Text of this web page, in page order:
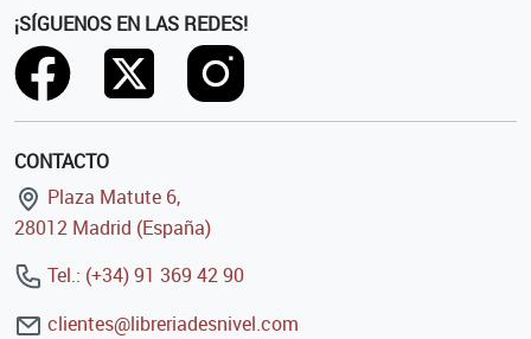
¡SÍGUENOS EN LAS REDES!
CONTACTO
Plaza Matute 6,
28012 Madrid (España)
Tel.: (+34) 91 369 42 90
clientes@libreriadesnivel.com